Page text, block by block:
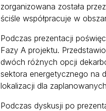
zorganizowana została
ściśle współpracuje w
Podczas prezentacji
Fazy A projektu.
dwóch różnych opcji
sektora energetycznego na
lokalizacji dla
Podczas dyskusji po